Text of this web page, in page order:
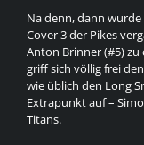
Na denn, dann
Cover 3 der Pikes
Anton Brinner (#5)
griff sich völlig frei
wie üblich den Long
Extrapunkt auf –
Titans.